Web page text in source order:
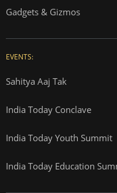
Gadgets & Gizmos
EVENTS:
Sahitya Aaj Tak
India Today Conclave
India Today Youth Summit
India Today Education